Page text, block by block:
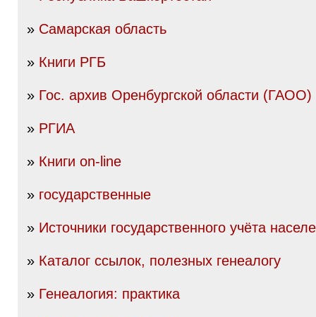
» Самарская область
» Книги РГБ
» Гос. архив Оренбургской области (ГАОО)
» РГИА
» Книги on-line
» государственные
» Источники государственного учёта
» Каталог ссылок, полезных генеалогу
» Генеалогия: практика